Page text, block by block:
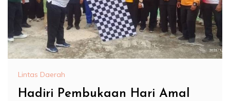
Lintas Daerah
Hadiri Pembukaan Hari Amal